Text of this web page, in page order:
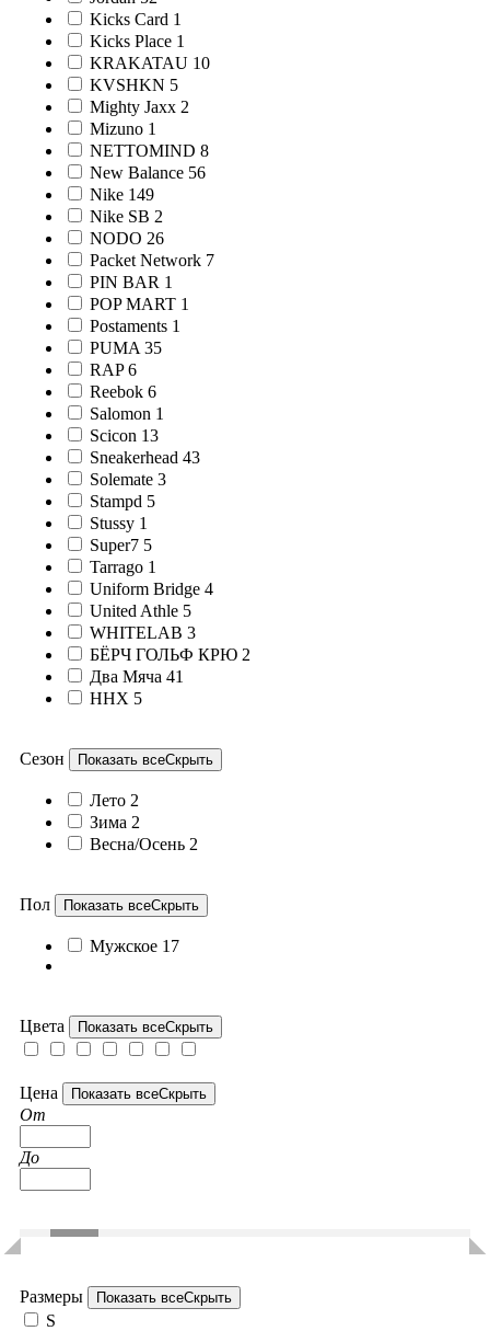
Kicks Card 1
Kicks Place 1
KRAKATAU 10
KVSHKN 5
Mighty Jaxx 2
Mizuno 1
NETTOMIND 8
New Balance 56
Nike 149
Nike SB 2
NODO 26
Packet Network 7
PIN BAR 1
POP MART 1
Postaments 1
PUMA 35
RAP 6
Reebok 6
Salomon 1
Scicon 13
Sneakerhead 43
Solemate 3
Stampd 5
Stussy 1
Super7 5
Tarrago 1
Uniform Bridge 4
United Athle 5
WHITELAB 3
БЁРЧ ГОЛЬФ КРЮ 2
Два Мяча 41
ННХ 5
Сезон Показать всеСкрыть
Лето 2
Зима 2
Весна/Осень 2
Пол Показать всеСкрыть
Мужское 17
Цвета Показать всеСкрыть
Цена Показать всеСкрыть
От
До
Размеры Показать всеСкрыть
S